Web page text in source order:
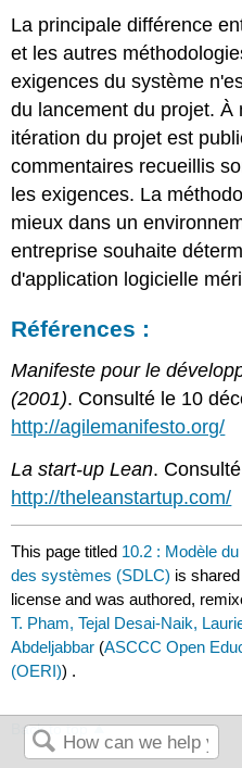
La principale différence
et les autres
exigences du système
du lancement du projet. À
itération du projet est
commentaires recueillis
les exigences. La
mieux dans un
entreprise souhaite
d'application logicielle
Références :
Manifeste pour le
(2001). Consulté le 10
http://agilemanifesto.org/
La start-up Lean.
http://theleanstartup.com/
This page titled 10.2 : Modèle
des systèmes (SDLC) is
license and was authored,
T. Pham, Tejal Desai-Naik,
Abdeljabbar (ASCCC Open
(OERI)) .
Back to top